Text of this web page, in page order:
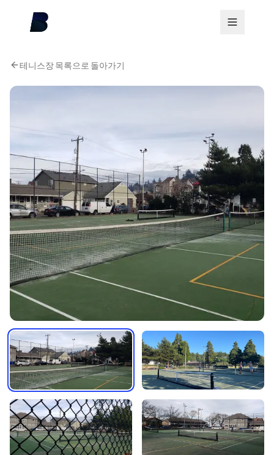
테니스장 목록으로 돌아가기